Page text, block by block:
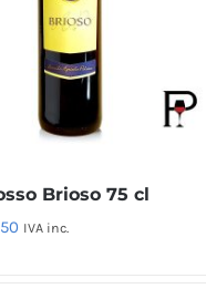
Brioso 75 cl
IlIVA inc.